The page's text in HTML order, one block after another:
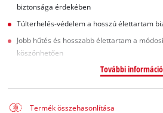
biztonsága érdekében
Túlterhelés-védelem a hosszú élettartam
Jobb hűtés és hosszabb élettartam a
köszönhetően
További
Termék összehasonlítása